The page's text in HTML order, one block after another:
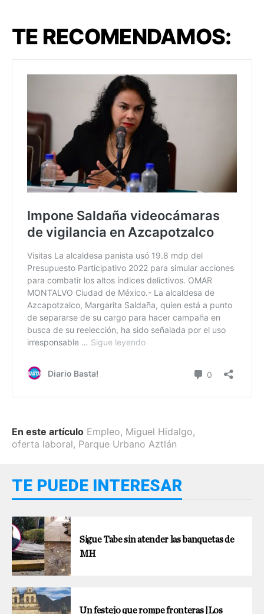
TE RECOMENDAMOS:
En este artículo Empleo, Miguel Hidalgo,
oferta laboral, Parque Urbano Aztlán
TE PUEDE INTERESAR
Sigue Tabe sin atender las banquetas de
MH
Un festejo que rompe fronteras |Los